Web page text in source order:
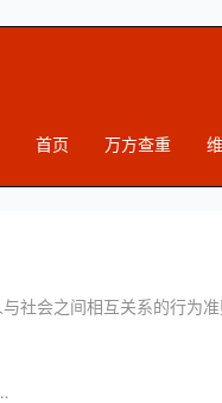
首页 万方查重
社会之间相互关系的行为